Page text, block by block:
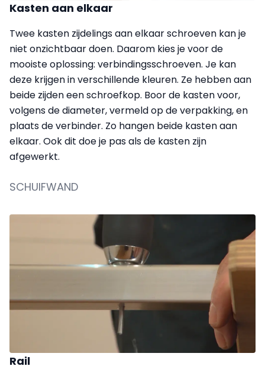
Kasten aan elkaar
Twee kasten zijdelings aan elkaar schroeven kan je
niet onzichtbaar doen. Daarom kies je voor de
mooiste oplossing: verbindings­schroeven. Je kan
deze krijgen in verschillende kleuren. Ze hebben aan
beide zijden een schroefkop. Boor de kasten voor,
volgens de diameter, vermeld op de verpakking, en
plaats de verbinder. Zo hangen beide kasten aan
elkaar. Ook dit doe je pas als de kasten zijn
afgewerkt.
SCHUIFWAND
Rail